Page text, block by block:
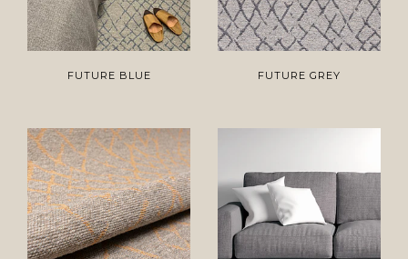
FUTURE BLUE FUTURE GREY